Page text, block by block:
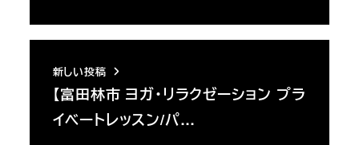
新しい投稿
【富田林市 ヨガ・リラクゼーション プラ
イベートレッスン/パ…